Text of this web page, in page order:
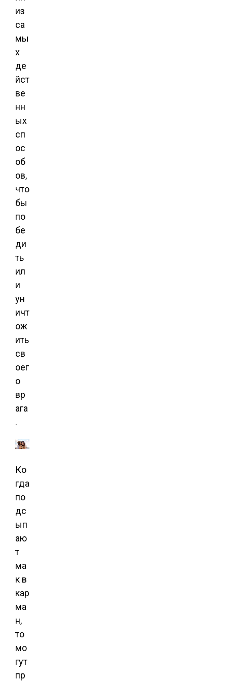
из
са
мы
х
де
йст
ве
нн
ых
сп
ос
об
ов,
что
бы
по
бе
ди
ть
ил
и
ун
ичт
ож
ить
св
оег
о
вр
ага
.
Ко
гда
по
дс
ып
аю
т
ма
к в
кар
ма
н,
то
мо
гут
пр